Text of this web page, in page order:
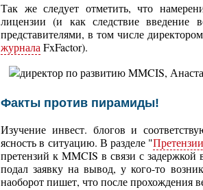
Так же следует отметить, что
лицензии (и как следствие
представителями, в том числе
журналаFxFactor).
Факты против пирамиды!
Изучение инвест. блогов и
ясность в ситуацию. В разделе "
претензий к MMCIS в связи с
подал заявку на вывод, у кого-то
наоборот пишет, что после прохождения